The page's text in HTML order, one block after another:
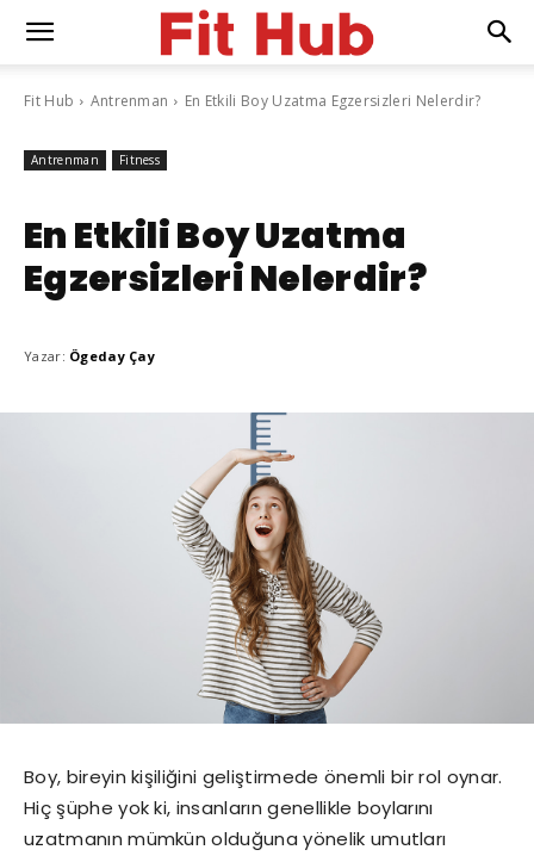
Fit Hub Antrenman En Etkili Boy Uzatma Egzersizleri Nelerdir?
Antrenman Fitness
En Etkili Boy Uzatma
Egzersizleri Nelerdir?
Yazar: Ögeday Çay
Boy, bireyin kişiliğini geliştirmede önemli bir rol oynar.
Hiç şüphe yok ki, insanların genellikle boylarını
uzatmanın mümkün olduğuna yönelik umutları